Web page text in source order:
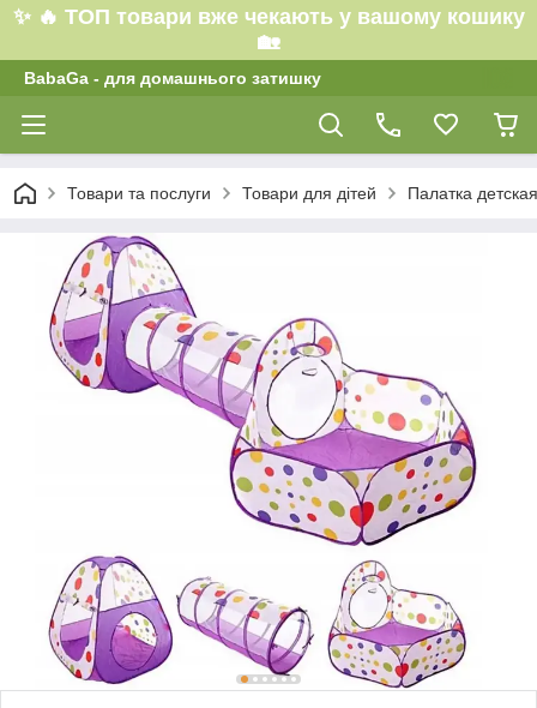
✨ 🔥 ТОП товари вже чекають у вашому кошику
🏡
BabaGa - для домашнього затишку
Товари та послуги Товари для дітей Палатка